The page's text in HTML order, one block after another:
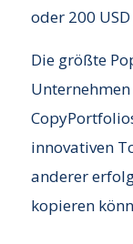
oder 200
Die größte
innovativen
anderer
kopieren